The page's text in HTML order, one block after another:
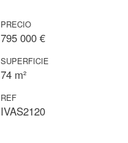
PRECIO
795 000 €
SUPERFICIE
74 m²
REF
IVAS2120